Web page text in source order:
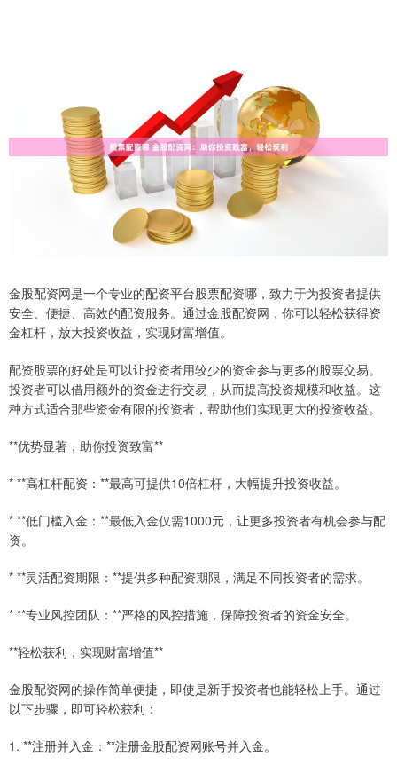
金股配资网是一个专业的配资平台股票配资哪，致力于为投资者提供
安全、便捷、高效的配资服务。通过金股配资网，你可以轻松获得资
金杠杆，放大投资收益，实现财富增值。
配资股票的好处是可以让投资者用较少的资金参与更多的股票交易。
投资者可以借用额外的资金进行交易，从而提高投资规模和收益。这
种方式适合那些资金有限的投资者，帮助他们实现更大的投资收益。
**优势显著，助你投资致富**
* **高杠杆配资：**最高可提供10倍杠杆，大幅提升投资收益。
* **低门槛入金：**最低入金仅需1000元，让更多投资者有机会参与配
资。
* **灵活配资期限：**提供多种配资期限，满足不同投资者的需求。
* **专业风控团队：**严格的风控措施，保障投资者的资金安全。
**轻松获利，实现财富增值**
金股配资网的操作简单便捷，即使是新手投资者也能轻松上手。通过
以下步骤，即可轻松获利：
1. **注册并入金：**注册金股配资网账号并入金。